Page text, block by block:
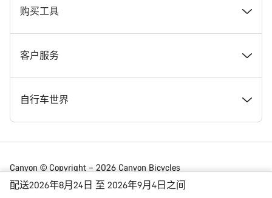
配送2026年8月24日 至 2026年9月4日之间
在 Canyon 工作
Canyon 新闻发布室
条款和条件
法律披露
数据保护声明
新闻和故事
提示和建议
Canyon Home Koblenz
会员礼遇
Canyon App
购买工具
找到您梦寐以求的 Canyon 自行车
现货自行车
找到您的 Canyon 尺寸
自行车对比
客户服务
支持中心
服务网点
送货
自行车世界
公路车
砾石车
Canyon © Copyright – 2026 Canyon Bicycles
GmbH – 保留所有权利